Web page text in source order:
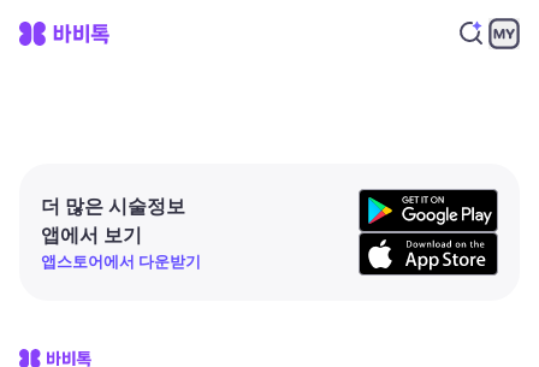
더 많은 시술정보
앱에서 보기
앱스토어에서 다운받기